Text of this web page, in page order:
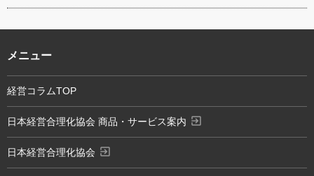
メニュー
経営コラムTOP
日本経営合理化協会 商品・サービス案内 exit_to_app
日本経営合理化協会 exit_to_app